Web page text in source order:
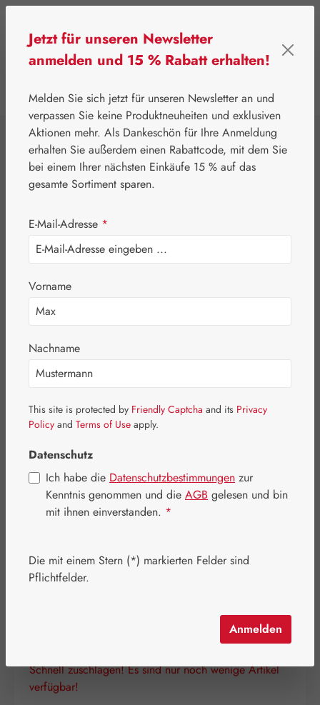
⌂ Handelswaren Nährstoffe
Burgerstein
Omega-3 DHA
Kapseln
Bildergalerie überspringen
(328,24 € / 1 Kilogramm)
Schnell zuschlagen! Es sind nur noch wenige Artikel
verfügbar!
Jetzt für unseren Newsletter
anmelden und 15 % Rabatt erhalten!
Melden Sie sich jetzt für unseren Newsletter an und
verpassen Sie keine Produktneuheiten und exklusiven
Aktionen mehr. Als Dankeschön für Ihre Anmeldung
erhalten Sie außerdem einen Rabattcode, mit dem Sie
bei einem Ihrer nächsten Einkäufe 15 % auf das
gesamte Sortiment sparen.
E-Mail-Adresse *
Vorname
Nachname
This site is protected by Friendly Captcha and its Privacy
Policy and Terms of Use apply.
Datenschutz
Ich habe die Datenschutzbestimmungen zur
Kenntnis genommen und die AGB gelesen und bin
mit ihnen einverstanden. *
Die mit einem Stern (*) markierten Felder sind
Pflichtfelder.
Anmelden